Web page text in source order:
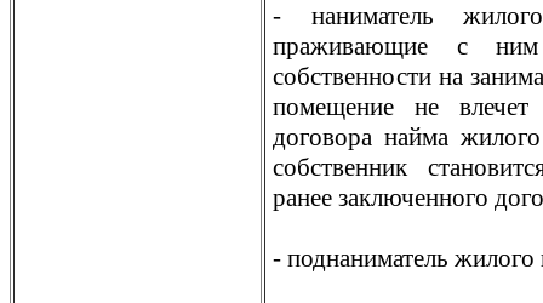
- наниматель
праживающие с ним
собственности на
помещение не влечет
договора найма
собственник
ранее заключенного
- поднаниматель